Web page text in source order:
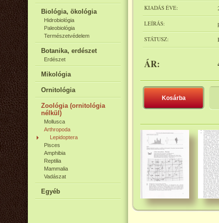
Biológia, ökológia
Hidrobiológia
Paleobiológia
Természetvédelem
Botanika, erdészet
Erdészet
Mikológia
Ornitológia
Zoológia (ornitológia
nélkül)
Mollusca
Arthropoda
Lepidoptera
Pisces
Amphibia
Reptilia
Mammalia
Vadászat
Egyéb
KIADÁS ÉVE:
LEÍRÁS:
STÁTUSZ:
ÁR:
Kosárba